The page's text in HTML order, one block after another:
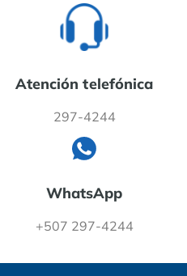
Atención telefónica
297-4244
WhatsApp
+507 297-4244